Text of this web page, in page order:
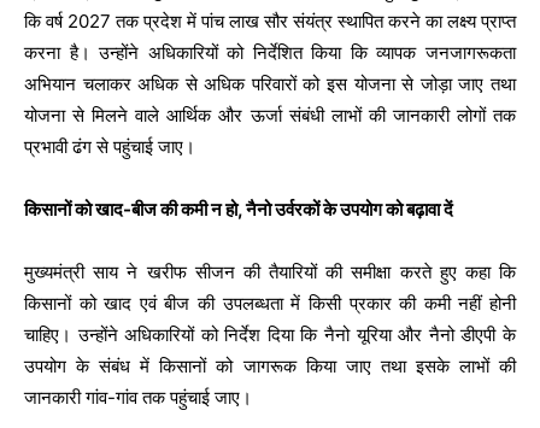
कि वर्ष 2027 तक प्रदेश में पांच लाख सौर संयंत्र स्थापित करने का लक्ष्य प्राप्त
करना है। उन्होंने अधिकारियों को निर्देशित किया कि व्यापक जनजागरूकता
अभियान चलाकर अधिक से अधिक परिवारों को इस योजना से जोड़ा जाए तथा
योजना से मिलने वाले आर्थिक और ऊर्जा संबंधी लाभों की जानकारी लोगों तक
प्रभावी ढंग से पहुंचाई जाए।
किसानों को खाद-बीज की कमी न हो, नैनो उर्वरकों के उपयोग को बढ़ावा दें
मुख्यमंत्री साय ने खरीफ सीजन की तैयारियों की समीक्षा करते हुए कहा कि
किसानों को खाद एवं बीज की उपलब्धता में किसी प्रकार की कमी नहीं होनी
चाहिए। उन्होंने अधिकारियों को निर्देश दिया कि नैनो यूरिया और नैनो डीएपी के
उपयोग के संबंध में किसानों को जागरूक किया जाए तथा इसके लाभों की
जानकारी गांव-गांव तक पहुंचाई जाए।